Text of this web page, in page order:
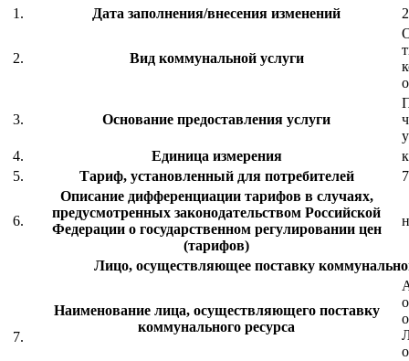
1.
Дата заполнения/внесения изменений
2. Вид коммунальной услуги
3. Основание предоставления услуги
4.
Единица измерения
5.
Тариф, установленный для потребителей
6.
Описание дифференциации тарифов в случаях,
предусмотренных законодательством Российской
Федерации о государственном регулировании цен
(тарифов)
7.
Лицо, осуществляющее поставку
Наименование лица, осуществляющего поставку
коммунального ресурса